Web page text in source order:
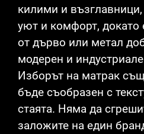
килими и възглавници,
уют и комфорт, докато
от дърво или метал
модерен и
Изборът на матрак
бъде съобразен с
стаята. Няма да
заложите на един